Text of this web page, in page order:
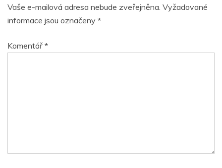
Vaše e-mailová adresa nebude zveřejněna. Vyžadované
informace jsou označeny *
Komentář *